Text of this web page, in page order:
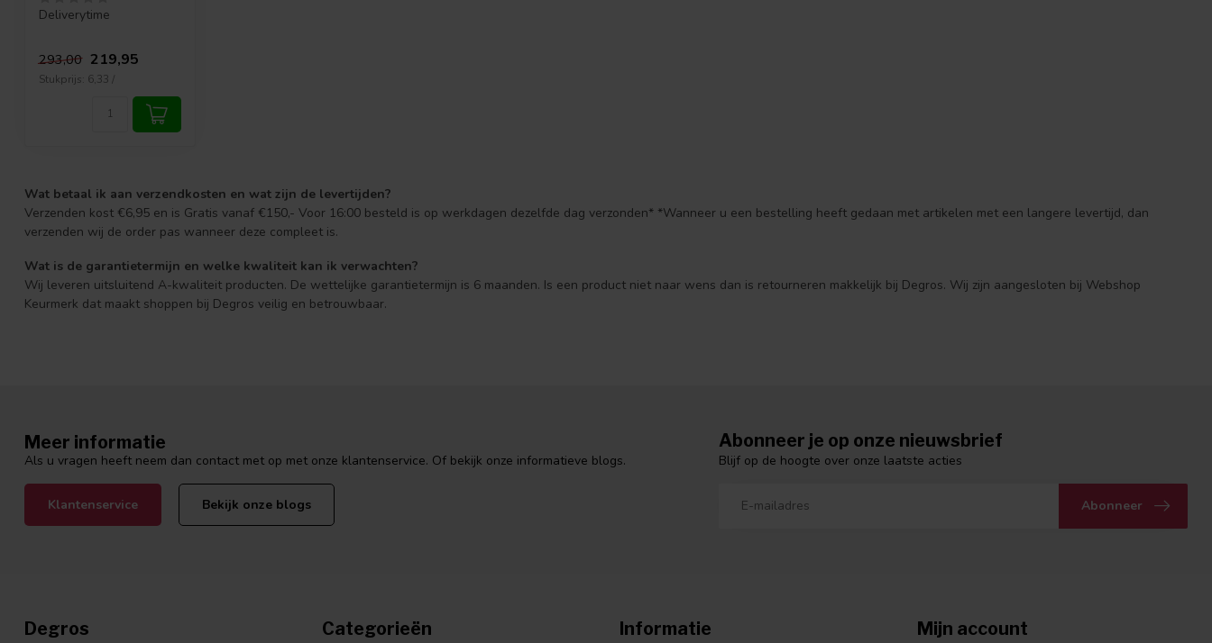
Deliverytime
293,00 219,95
Stukprijs: 6,33 /
Wat betaal ik aan verzendkosten en wat zijn de levertijden?
Verzenden kost €6,95 en is Gratis vanaf €150,- Voor 16:00 besteld is op werkdagen dezelfde dag verzonden* *Wanneer u een bestelling heeft gedaan met artikelen met een langere levertijd, dan
verzenden wij de order pas wanneer deze compleet is.
Wat is de garantietermijn en welke kwaliteit kan ik verwachten?
Wij leveren uitsluitend A-kwaliteit producten. De wettelijke garantietermijn is 6 maanden. Is een product niet naar wens dan is retourneren makkelijk bij Degros. Wij zijn aangesloten bij Webshop
Keurmerk dat maakt shoppen bij Degros veilig en betrouwbaar.
Meer informatie
Als u vragen heeft neem dan contact met op met onze klantenservice. Of bekijk onze informatieve blogs.
Klantenservice Bekijk onze blogs
Abonneer je op onze nieuwsbrief
Blijf op de hoogte over onze laatste acties
Abonneer
Degros Categorieën Informatie Mijn account